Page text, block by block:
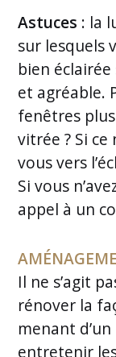
Astuces : la
sur lesquels
bien
et agréable.
fenêtres
vitrée ? Si ce
vous vers
Si vous
appel à un
Il ne s’agit
rénover la
menant
entretenir